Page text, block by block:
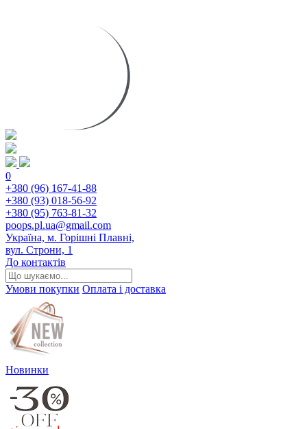
0
+380 (96) 167-41-88
+380 (93) 018-56-92
+380 (95) 763-81-32
poops.pl.ua@gmail.com
Україна, м. Горішні Плавні,
вул. Строни, 1
До контактів
Умови покупки Оплата і доставка
Новинки